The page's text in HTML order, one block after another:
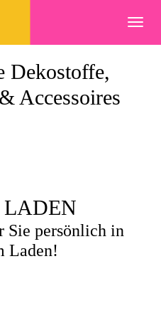
Dekostoffe,
Accessoires
LADEN
Sie persönlich in
Laden!